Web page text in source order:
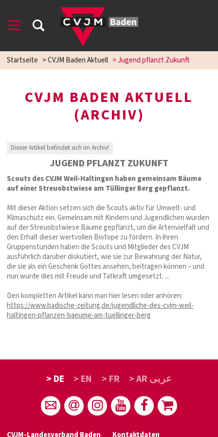
Startseite >CVJM Baden Aktuell >Jugend pflanzt Zukunft
CVJM BADEN AKTUELL
(ARCHIV)
Dieser Artikel befindet sich im Archiv!
JUGEND PFLANZT ZUKUNFT
Scouts des CVJM Weil-Haltingen haben gemeinsam Bäume
auf einer Streuobstwiese am Tüllinger Berg gepflanzt.
Mit dieser Aktion setzen sich die Scouts aktiv für Umwelt- und
Klimaschutz ein. Gemeinsam mit Kindern und Jugendlichen wurden
auf der Streuobstwiese Bäume gepflanzt, um die Artenvielfalt und
den Erhalt dieser wertvollen Biotope zu fördern. In ihren
Gruppenstunden haben die Scouts und Mitglieder des CVJM
ausführlich darüber diskutiert, wie sie zur Bewahrung der Natur,
die sie als ein Geschenk Gottes ansehen, beitragen können – und
nun wurde dies mit Freude und Tatkraft umgesetzt. ...
Den kompletten Artikel kann man hier lesen oder anhören:
https://www.badische-zeitung.de/jugendliche-des-cvjm-weil-
haltingen-pflanzen-baeume-am-tuellinger-berg
> DE > EN > FR > AR عربى
CVJM-Landesverband Baden Kontaktdaten